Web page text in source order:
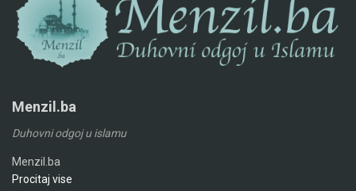
Menzil.ba
Duhovni odgoj u islamu
Menzil.ba
Procitaj vise